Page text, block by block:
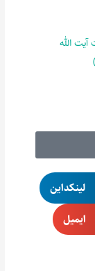
لینکداین
ایمیل